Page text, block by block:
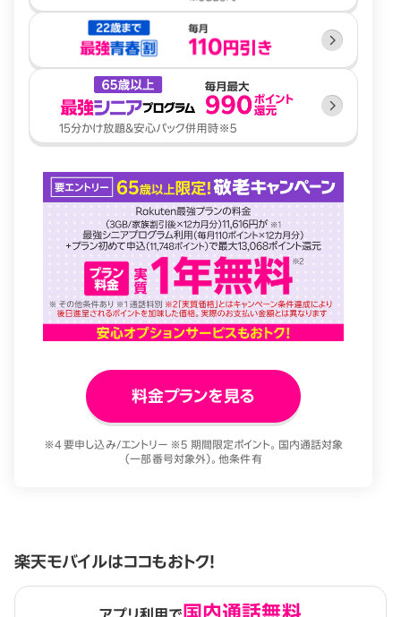
料金プランを見る
※4 要申し込み/エントリー ※5 期間限定ポイント。国内通話対象
（一部番号対象外）。他条件有
楽天モバイルはココもおトク！
国内通話無料